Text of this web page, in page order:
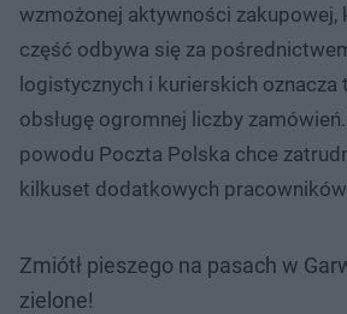
wzmożonej aktywności zakupowej,
część odbywa się za
logistycznych i kurierskich oznacza
obsługę ogromnej liczby
powodu Poczta Polska chce
kilkuset dodatkowych
Zmiótł pieszego na pasach w
zielone!